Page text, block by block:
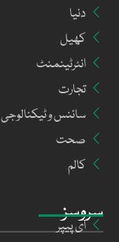
سروسز
ای پیپر
دنیا
کھیل
انٹرٹینمنٹ
تجارت
سائنس و ٹیکنالوجی
صحت
کالم